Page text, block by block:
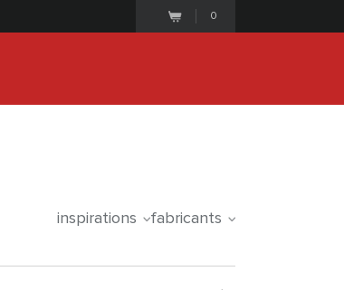
0
inspirations fabricants